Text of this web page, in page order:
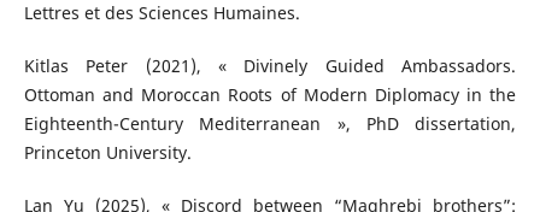
Lettres et des Sciences Humaines.
Kitlas Peter (2021), « Divinely Guided Ambassadors.
Ottoman and Moroccan Roots of Modern Diplomacy in the
Eighteenth-Century Mediterranean », PhD dissertation,
Princeton University.
Lan Yu (2025), « Discord between “Maghrebi brothers”: